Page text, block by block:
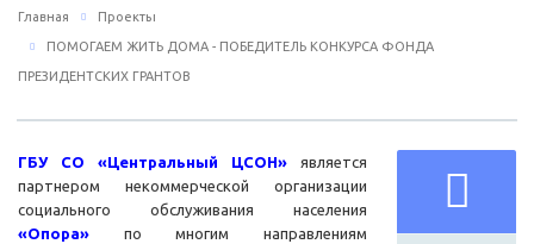
Главная Проекты
ПОМОГАЕМ ЖИТЬ ДОМА - ПОБЕДИТЕЛЬ КОНКУРСА ФОНДА
ПРЕЗИДЕНТСКИХ ГРАНТОВ
ГБУ СО «Центральный ЦСОН» является
партнером некоммерческой организации
социального обслуживания населения
«Опора» по многим направлениям